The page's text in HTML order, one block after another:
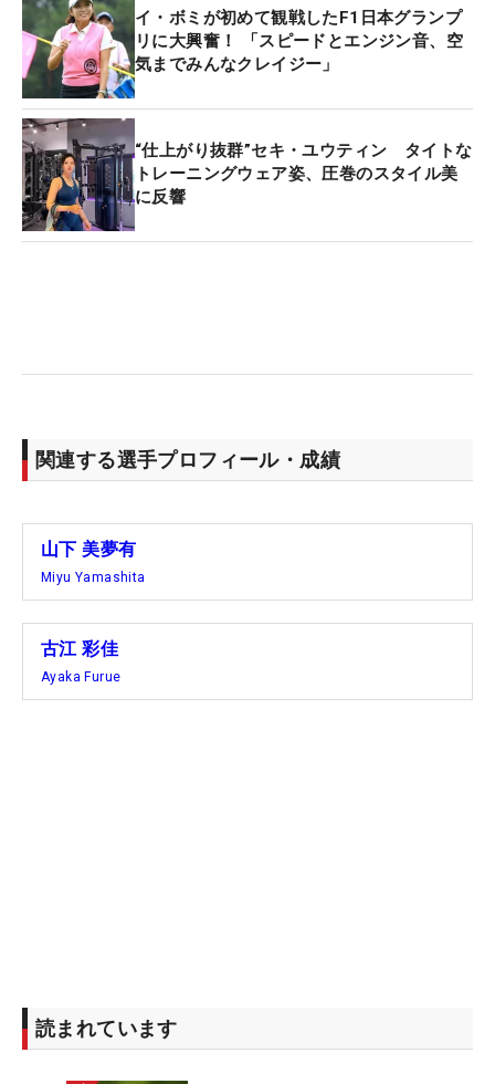
イ・ボミが初めて観戦したF1日本グランプ
リに大興奮！ 「スピードとエンジン音、空
気までみんなクレイジー」
“仕上がり抜群”セキ・ユウティン タイトな
トレーニングウェア姿、圧巻のスタイル美
に反響
関連する選手プロフィール・成績
山下 美夢有
Miyu Yamashita
古江 彩佳
Ayaka Furue
読まれています